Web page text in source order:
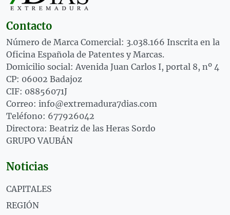
Contacto
Número de Marca Comercial: 3.038.166 Inscrita en la
Oficina Española de Patentes y Marcas.
Domicilio social: Avenida Juan Carlos I, portal 8, nº 4
CP: 06002 Badajoz
CIF: 08856071J
Correo: info@extremadura7dias.com
Teléfono: 677926042
Directora: Beatriz de las Heras Sordo
GRUPO VAUBÁN
Noticias
CAPITALES
REGIÓN